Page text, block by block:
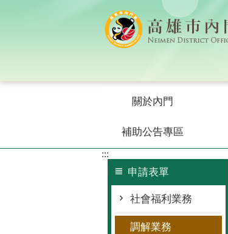
關於內門
補助公告專區
:::
申請表單
社會福利業務
調解業務